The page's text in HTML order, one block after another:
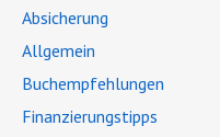
Absicherung
Allgemein
Buchempfehlungen
Finanzierungstipps